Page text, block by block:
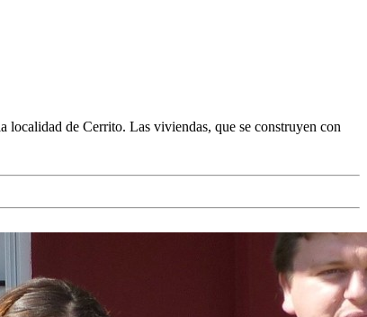
de Cerrito. Las viviendas, que se construyen con